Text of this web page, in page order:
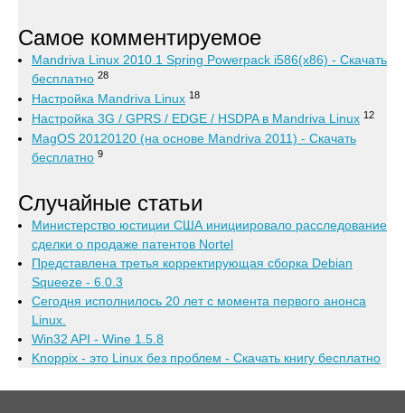
Самое комментируемое
Mandriva Linux 2010.1 Spring Powerpack i586(x86) - Скачать
бесплатно 28
Настройка Mandriva Linux 18
Настройка 3G / GPRS / EDGE / HSDPA в Mandriva Linux 12
MagOS 20120120 (на основе Mandriva 2011) - Скачать
бесплатно 9
Случайные статьи
Министерство юстиции США инициировало расследование
сделки о продаже патентов Nortel
Представлена третья корректирующая сборка Debian
Squeeze - 6.0.3
Сегодня исполнилось 20 лет с момента первого анонса
Linux.
Win32 API - Wine 1.5.8
Knoppix - это Linux без проблем - Скачать книгу бесплатно